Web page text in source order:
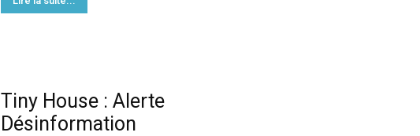
Tiny House : Alerte
Désinformation